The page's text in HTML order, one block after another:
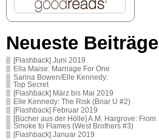
Neueste Beiträge
[Flashback] Juni 2019
Ella Maise: Marriage For One
Sarina Bowen/Elle Kennedy:
Top Secret
[Flashback] März bis Mai 2019
Elle Kennedy: The Risk (Briar U #2)
[Flashback] Februar 2019
[Bücher aus der Hölle] A.M. Hargrove: From
Smoke to Flames (West Brothers #3)
[Flashback] Januar 2019